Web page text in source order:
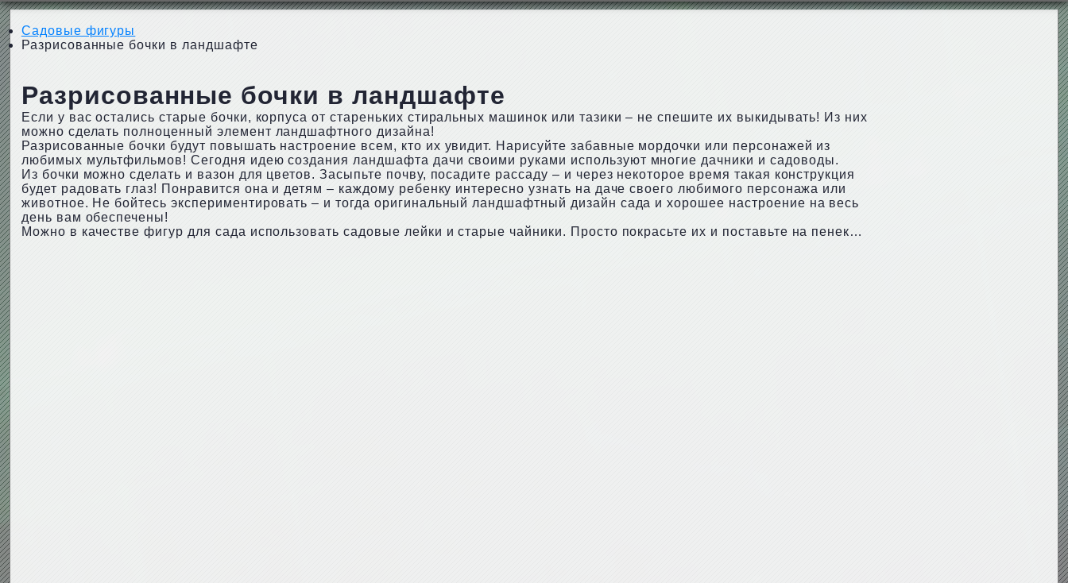
Садовые фигуры
Разрисованные бочки в ландшафте
Разрисованные бочки в ландшафте
Если у вас остались старые бочки, корпуса от стареньких стиральных машинок или тазики – не спешите их выкидывать! Из них
можно сделать полноценный элемент ландшафтного дизайна!
Разрисованные бочки будут повышать настроение всем, кто их увидит. Нарисуйте забавные мордочки или персонажей из
любимых мультфильмов! Сегодня идею создания ландшафта дачи своими руками используют многие дачники и садоводы.
Из бочки можно сделать и вазон для цветов. Засыпьте почву, посадите рассаду – и через некоторое время такая конструкция
будет радовать глаз! Понравится она и детям – каждому ребенку интересно узнать на даче своего любимого персонажа или
животное. Не бойтесь экспериментировать – и тогда оригинальный ландшафтный дизайн сада и хорошее настроение на весь
день вам обеспечены!
Можно в качестве фигур для сада использовать садовые лейки и старые чайники. Просто покрасьте их и поставьте на пенек…